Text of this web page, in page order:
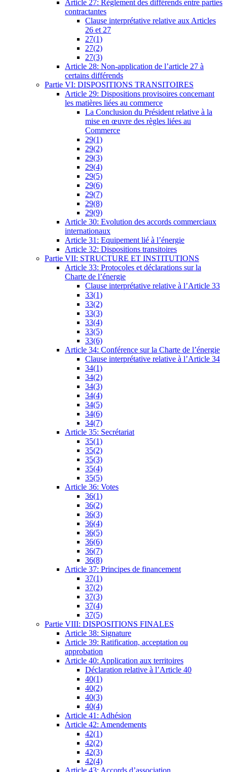
Article 27: Règlement des différends entre parties
contractantes
Clause interprétative relative aux Articles
26 et 27
27(1)
27(2)
27(3)
Article 28: Non-application de l’article 27 à
certains différends
Partie VI: DISPOSITIONS TRANSITOIRES
Article 29: Dispositions provisoires concernant
les matières liées au commerce
La Conclusion du Président relative à la
mise en œuvre des règles liées au
Commerce
29(1)
29(2)
29(3)
29(4)
29(5)
29(6)
29(7)
29(8)
29(9)
Article 30: Evolution des accords commerciaux
internationaux
Article 31: Equipement lié à l’énergie
Article 32: Dispositions transitoires
Partie VII: STRUCTURE ET INSTITUTIONS
Article 33: Protocoles et déclarations sur la
Charte de l’énergie
Clause interprétative relative à l’Article 33
33(1)
33(2)
33(3)
33(4)
33(5)
33(6)
Article 34: Conférence sur la Charte de l’énergie
Clause interprétative relative à l’Article 34
34(1)
34(2)
34(3)
34(4)
34(5)
34(6)
34(7)
Article 35: Secrétariat
35(1)
35(2)
35(3)
35(4)
35(5)
Article 36: Votes
36(1)
36(2)
36(3)
36(4)
36(5)
36(6)
36(7)
36(8)
Article 37: Principes de financement
37(1)
37(2)
37(3)
37(4)
37(5)
Partie VIII: DISPOSITIONS FINALES
Article 38: Signature
Article 39: Ratification, acceptation ou
approbation
Article 40: Application aux territoires
Déclaration relative à l’Article 40
40(1)
40(2)
40(3)
40(4)
Article 41: Adhésion
Article 42: Amendements
42(1)
42(2)
42(3)
42(4)